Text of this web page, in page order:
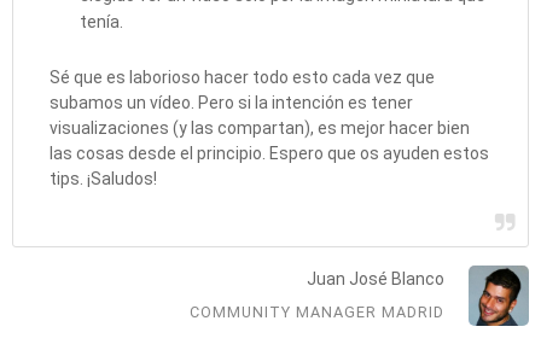
tenía.
Sé que es laborioso hacer todo esto cada vez que
subamos un vídeo. Pero si la intención es tener
visualizaciones (y las compartan), es mejor hacer bien
las cosas desde el principio. Espero que os ayuden estos
tips. ¡Saludos!
Juan José Blanco
COMMUNITY MANAGER MADRID